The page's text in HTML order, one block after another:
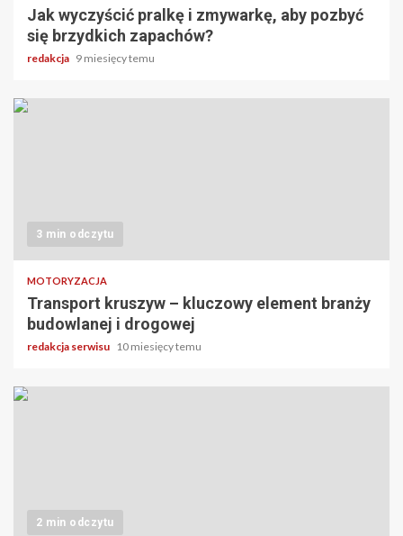
Jak wyczyścić pralkę i zmywarkę, aby pozbyć
się brzydkich zapachów?
redakcja 9 miesięcy temu
3 min odczytu
MOTORYZACJA
Transport kruszyw – kluczowy element branży
budowlanej i drogowej
redakcja serwisu 10 miesięcy temu
2 min odczytu